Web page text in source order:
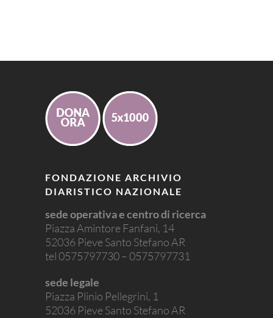
FONDAZIONE ARCHIVIO
DIARISTICO NAZIONALE
sede operativa e centro di ricerca
Piazza Amintore Fanfani, 14
52036 Pieve Santo Stefano AR
tel 0575797730 – 0575797731
sede legale
Piazza Plinio Pellegrini, 1
52036 Pieve Santo Stefano AR